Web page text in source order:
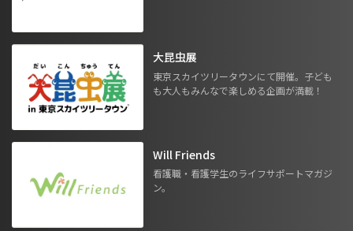
大昆虫展
東京スカイツリータウンにて開催。子ども
も大人もみんなで楽しめる企画が満載！
Will Friends
看護職・看護学生のライフサポートマガジ
ン。